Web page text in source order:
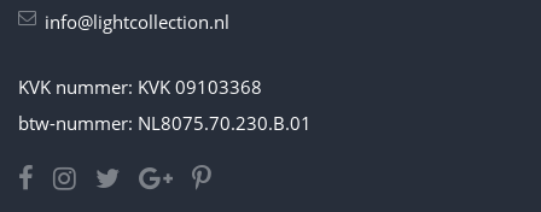
info@lightcollection.nl
KVK nummer: KVK 09103368
btw-nummer: NL8075.70.230.B.01